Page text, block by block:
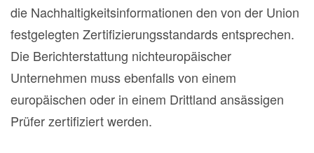
die Nachhaltigkeitsinformationen den von der Union
festgelegten Zertifizierungsstandards entsprechen.
Die Berichterstattung nichteuropäischer
Unternehmen muss ebenfalls von einem
europäischen oder in einem Drittland ansässigen
Prüfer zertifiziert werden.